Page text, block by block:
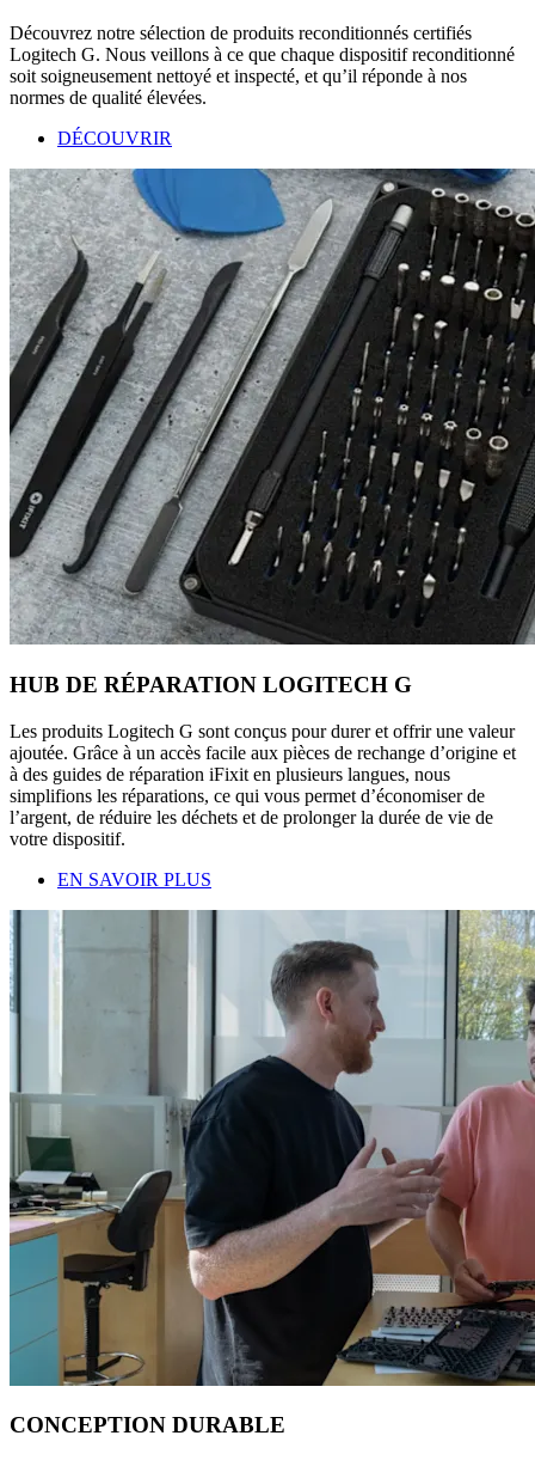
Découvrez notre sélection de produits reconditionnés certifiés
Logitech G. Nous veillons à ce que chaque dispositif reconditionné
soit soigneusement nettoyé et inspecté, et qu’il réponde à nos
normes de qualité élevées.
DÉCOUVRIR
HUB DE RÉPARATION LOGITECH G
Les produits Logitech G sont conçus pour durer et offrir une valeur
ajoutée. Grâce à un accès facile aux pièces de rechange d’origine et
à des guides de réparation iFixit en plusieurs langues, nous
simplifions les réparations, ce qui vous permet d’économiser de
l’argent, de réduire les déchets et de prolonger la durée de vie de
votre dispositif.
EN SAVOIR PLUS
CONCEPTION DURABLE